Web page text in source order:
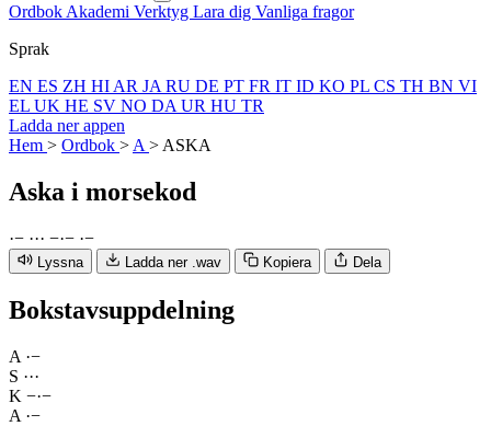
Ordbok Akademi Verktyg Lara dig Vanliga fragor
Sprak
EN ES ZH HI AR JA RU DE PT FR IT ID KO PL CS TH BN VI
EL UK HE SV NO DA UR HU TR
Ladda ner appen
Hem > Ordbok > A > ASKA
Aska i morsekod
·− ··· −·− ·−
Lyssna Ladda ner .wav Kopiera Dela
Bokstavsuppdelning
A ·−
S ···
K −·−
A ·−